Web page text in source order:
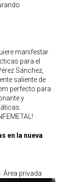
manifestar
para el
Sánchez,
saliente de
perfecto para
y
en la nueva
Área privada